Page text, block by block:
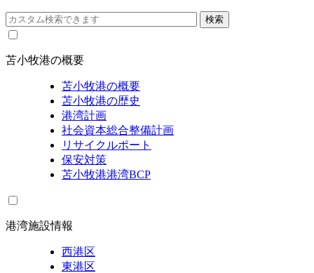
苫小牧港の概要
苫小牧港の概要
苫小牧港の歴史
港湾計画
社会資本総合整備計画
リサイクルポート
保安対策
苫小牧港港湾BCP
港湾施設情報
西港区
東港区